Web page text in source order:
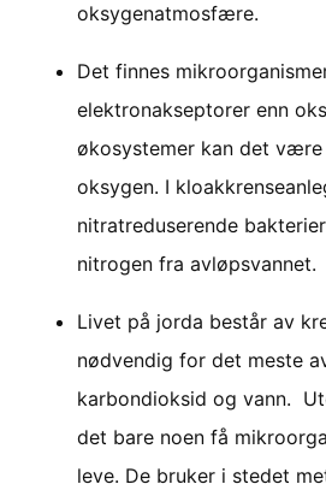
oksygenatmosfære.
Det finnes
elektronakseptorer enn
økosystemer kan det
oksygen. I
nitratreduserende
nitrogen fra avløpsvannet.
Livet på jorda består av
nødvendig for det meste
karbondioksid og vann.
det bare noen få
leve. De bruker i stedet